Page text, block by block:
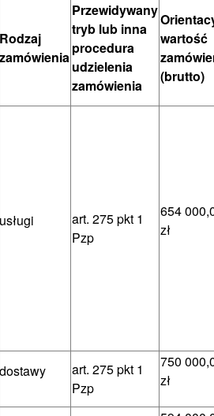
Rodzaj
zamówienia
Przewidywany
tryb lub inna
procedura
udzielenia
zamówienia
wartość
(brutto)
usługi
art. 275 pkt 1
Pzp
654
zł
dostawy
art. 275 pkt 1
Pzp
750
zł